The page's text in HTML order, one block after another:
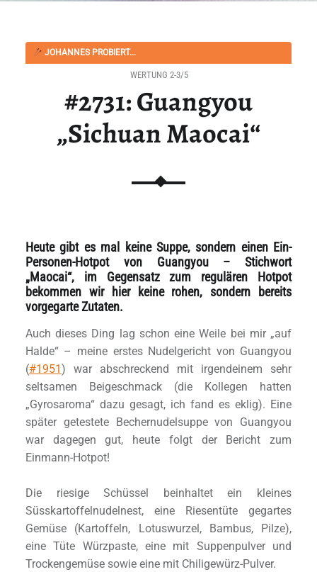
JOHANNES PROBIERT...
#2731: Guangyou
„Sichuan Maocai“
WERTUNG 2-3/5
Heute gibt es mal keine Suppe, sondern einen Ein-
Personen-Hotpot von Guangyou – Stichwort
„Maocai“, im Gegensatz zum regulären Hotpot
bekommen wir hier keine rohen, sondern bereits
vorgegarte Zutaten.
Auch dieses Ding lag schon eine Weile bei mir „auf
Halde“ – meine erstes Nudelgericht von Guangyou
(#1951) war abschreckend mit irgendeinem sehr
seltsamen Beigeschmack (die Kollegen hatten
„Gyrosaroma“ dazu gesagt, ich fand es eklig). Eine
später getestete Bechernudelsuppe von Guangyou
war dagegen gut, heute folgt der Bericht zum
Einmann-Hotpot!
Die riesige Schüssel beinhaltet ein kleines
Süsskartoffelnudelnest, eine Riesentüte gegartes
Gemüse (Kartoffeln, Lotuswurzel, Bambus, Pilze),
eine Tüte Würzpaste, eine mit Suppenpulver und
Trockengemüse sowie eine mit Chiligewürz-Pulver.